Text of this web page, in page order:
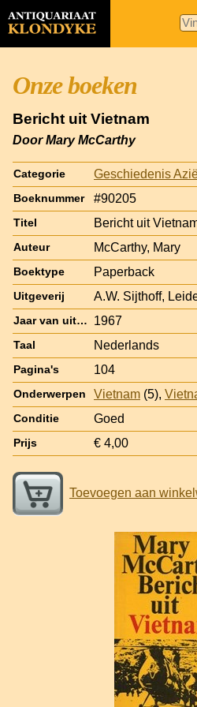
Onze boeken
Bericht uit Vietnam
Door Mary McCarthy
Categorie Geschiedenis
Boeknummer #90205
Titel Bericht uit
Auteur McCarthy, Mary
Boektype Paperback
Uitgeverij A.W. Sijthoff,
Jaar van uitgave 1967
Taal Nederlands
Pagina's 104
Onderwerpen Vietnam (5),
Conditie Goed
Prijs € 4,00
Toevoegen aan